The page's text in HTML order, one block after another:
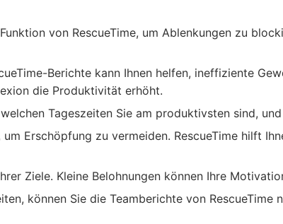
von RescueTime, um Ablenkungen zu
Berichte kann Ihnen helfen, ineffiziente
die Produktivität erhöht.
Tageszeiten Sie am produktivsten sind,
um Erschöpfung zu vermeiden. RescueTime hilft
Ziele. Kleine Belohnungen können Ihre
können Sie die Teamberichte von